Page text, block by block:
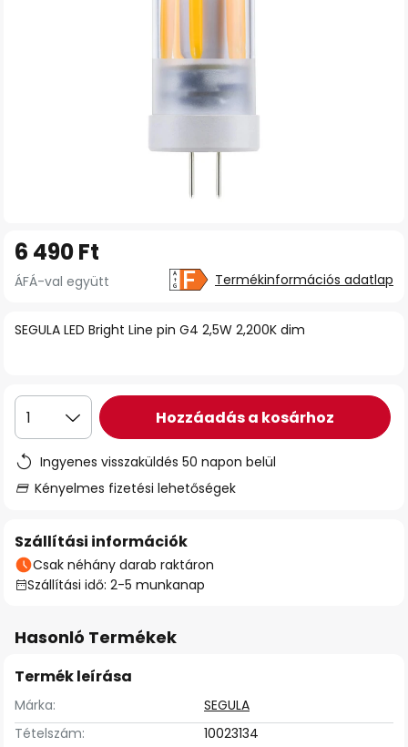
képgaléria
SEGULA LED Bright Line pin G4 2,5W 2,200K dim
6 490 Ft
ÁFÁ-val együtt Termékinformációs adatlap
1 Hozzáadás a kosárhoz
Ingyenes visszaküldés 50 napon belül
Kényelmes fizetési lehetőségek
Szállítási információk
Csak néhány darab raktáron
Szállítási idő: 2-5 munkanap
Hasonló Termékek
Termék leírása
Márka:
SEGULA
Tételszám:
10023134